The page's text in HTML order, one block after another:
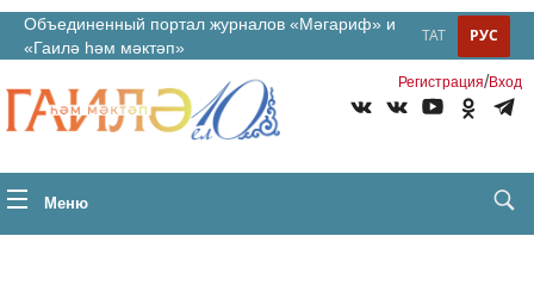
Объединенный портал журналов «Мәгариф» и
«Гаилә һәм мәктәп»
РУС
ТАТ
Регистрация/Вход
Меню